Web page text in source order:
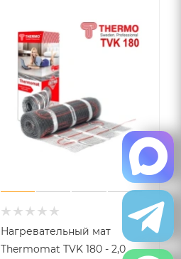
Нагревательный мат
Thermomat TVK 180 - 2,0